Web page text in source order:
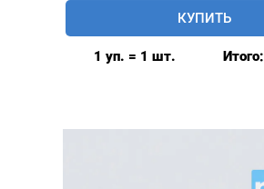
Люверсы
глянцевые
КУПИТЬ
1 уп. = 1 шт. Итого: